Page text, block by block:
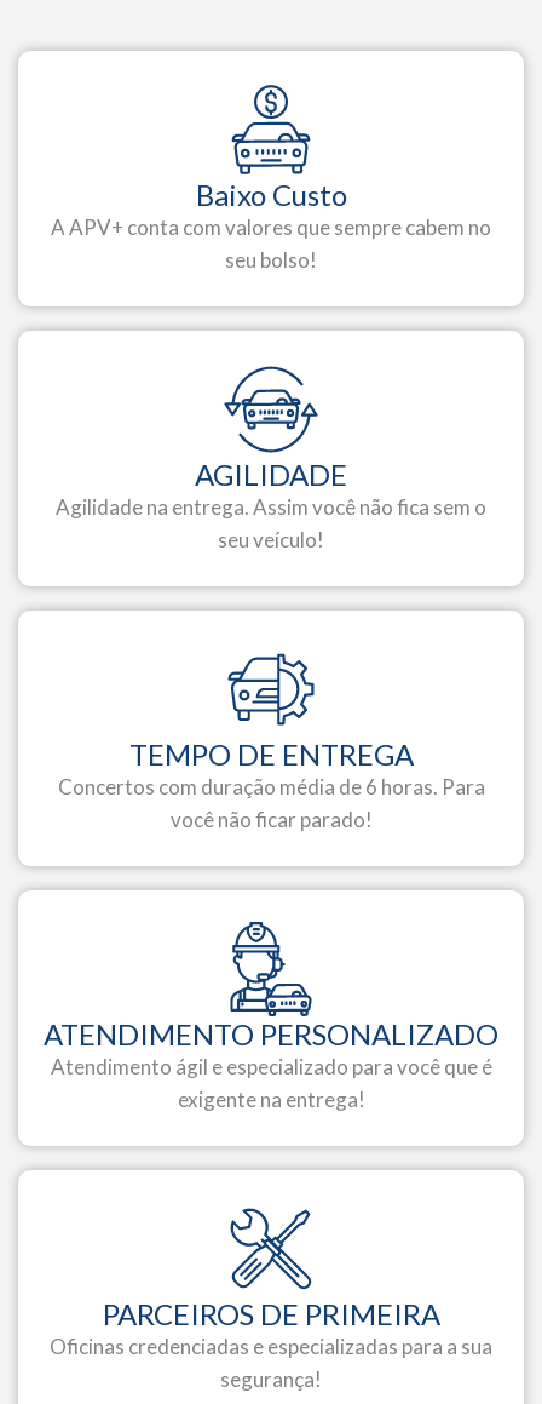
Baixo Custo
A APV+ conta com valores que sempre cabem no
seu bolso!
AGILIDADE
Agilidade na entrega. Assim você não fica sem o
seu veículo!
TEMPO DE ENTREGA
Concertos com duração média de 6 horas. Para
você não ficar parado!
ATENDIMENTO PERSONALIZADO
Atendimento ágil e especializado para você que é
exigente na entrega!
PARCEIROS DE PRIMEIRA
Oficinas credenciadas e especializadas para a sua
segurança!